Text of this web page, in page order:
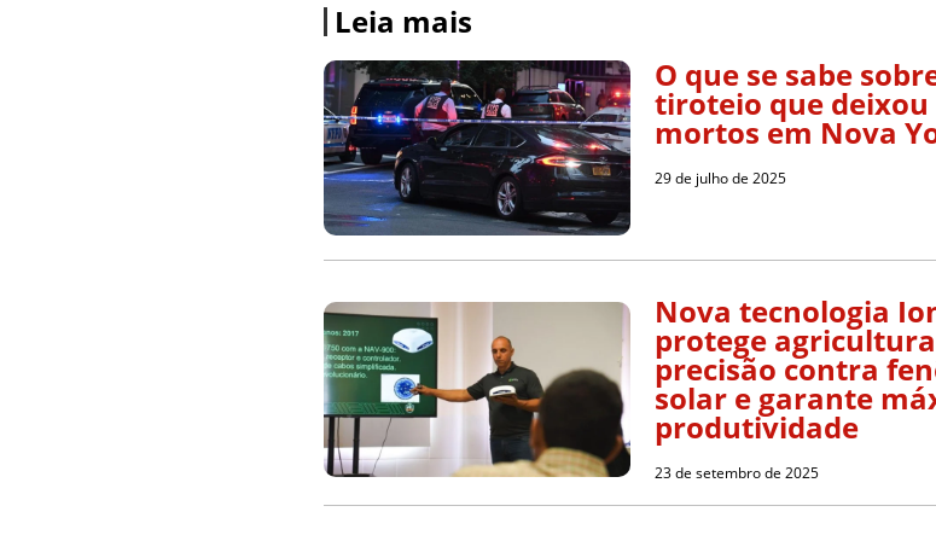
Leia mais
O que se sabe
tiroteio que deixou
mortos em Nova
29 de julho de 2025
Nova tecnologia
protege
precisão contra
solar e garante
produtividade
23 de setembro de 2025